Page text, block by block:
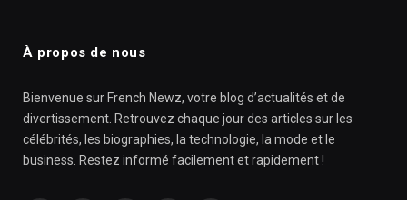
À propos de nous
Bienvenue sur French Newz, votre blog d’actualités et de
divertissement. Retrouvez chaque jour des articles sur les
célébrités, les biographies, la technologie, la mode et le
business. Restez informé facilement et rapidement !